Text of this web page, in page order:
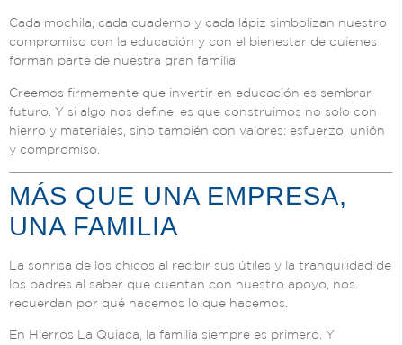
Cada mochila, cada cuaderno y cada lápiz simbolizan nuestro
compromiso con la educación y con el bienestar de quienes
forman parte de nuestra gran familia.
Creemos firmemente que invertir en educación es sembrar
futuro. Y si algo nos define, es que construimos no solo con
hierro y materiales, sino también con valores: esfuerzo, unión
y compromiso.
MÁS QUE UNA EMPRESA,
UNA FAMILIA
La sonrisa de los chicos al recibir sus útiles y la tranquilidad de
los padres al saber que cuentan con nuestro apoyo, nos
recuerdan por qué hacemos lo que hacemos.
En Hierros La Quiaca, la familia siempre es primero. Y